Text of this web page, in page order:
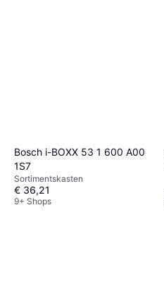
Bosch i-BOXX 53 1 600 A00
1S7
Sortimentskasten
€ 36,21
9+ Shops